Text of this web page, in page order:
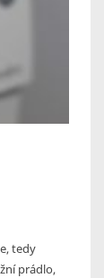
tedy
prádlo,